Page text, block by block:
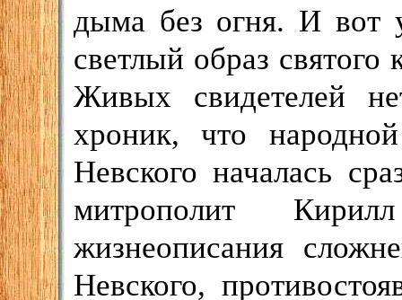
дыма без огня. И вот
светлый образ
Живых свидетелей
хроник, что
Невского началась
митрополит
жизнеописания
Невского,